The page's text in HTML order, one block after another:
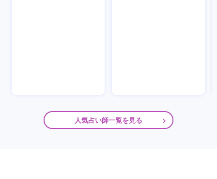
人気占い師一覧を見る